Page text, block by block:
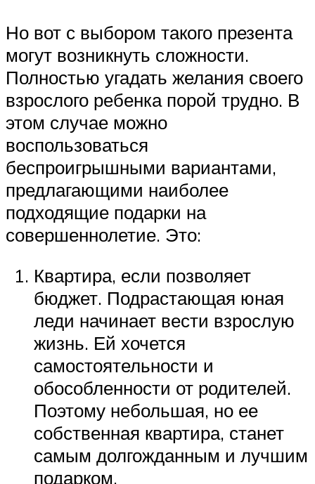
Но вот с выбором такого презента
могут возникнуть сложности.
Полностью угадать желания своего
взрослого ребенка порой трудно. В
этом случае можно
воспользоваться
беспроигрышными вариантами,
предлагающими наиболее
подходящие подарки на
совершеннолетие. Это:
Квартира, если позволяет
бюджет. Подрастающая юная
леди начинает вести взрослую
жизнь. Ей хочется
самостоятельности и
обособленности от родителей.
Поэтому небольшая, но ее
собственная квартира, станет
самым долгожданным и лучшим
подарком.